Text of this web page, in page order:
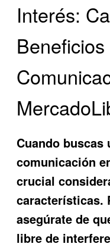
Interés:
Cuando buscas
comunicación
crucial
características.
asegúrate de
libre de